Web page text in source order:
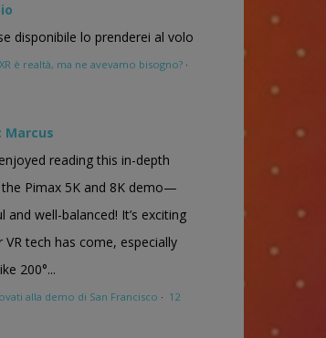
disponibile lo prenderei al volo
XR è realtà, ma ne avevamo bisogno? ·
Marcus
reading this in-depth
Pimax 5K and 8K demo—
and well-balanced! It’s exciting
tech has come, especially
200°...
alla demo di San Francisco · 12